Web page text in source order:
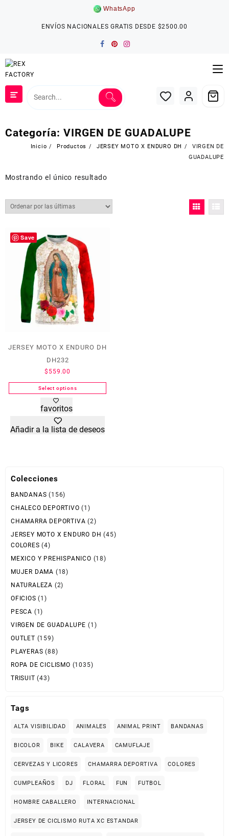
WhatsApp
ENVÍOS NACIONALES GRATIS DESDE $2500.00
Categoría: VIRGEN DE GUADALUPE
Inicio Productos JERSEY MOTO X ENDURO DH
VIRGEN DE
GUADALUPE
Mostrando el único resultado
Save
JERSEY MOTO X ENDURO DH
DH232
$ 559.00
Select options
Este
producto
tiene
múltiples
elegir
en
la
favoritos
Añadir a la lista de deseos
Colecciones
BANDANAS (156)
CHALECO DEPORTIVO (1)
CHAMARRA DEPORTIVA (2)
JERSEY MOTO X ENDURO DH (45)
COLORES (4)
MEXICO Y PREHISPANICO (18)
MUJER DAMA (18)
NATURALEZA (2)
OFICIOS (1)
PESCA (1)
VIRGEN DE GUADALUPE (1)
OUTLET (159)
PLAYERAS (88)
ROPA DE CICLISMO (1035)
TRISUIT (43)
Tags
ALTA VISIBILIDAD ANIMALES ANIMAL PRINT BANDANAS
BICOLOR BIKE CALAVERA CAMUFLAJE
CERVEZAS Y LICORES CHAMARRA DEPORTIVA COLORES
CUMPLEAÑOS DJ FLORAL FUN FUTBOL
HOMBRE CABALLERO INTERNACIONAL
JERSEY DE CICLISMO RUTA XC ESTANDAR